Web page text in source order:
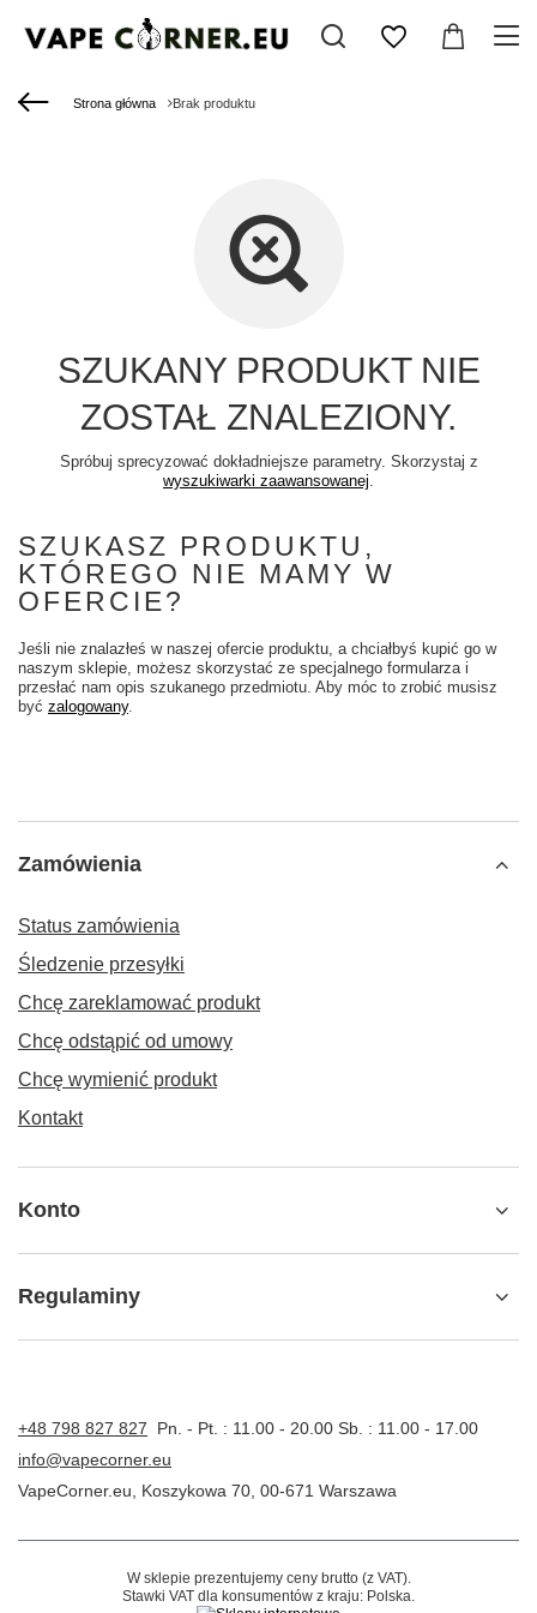
Strona główna Brak produktu
SZUKANY PRODUKT NIE
ZOSTAŁ ZNALEZIONY.
Spróbuj sprecyzować dokładniejsze parametry. Skorzystaj z
wyszukiwarki zaawansowanej.
SZUKASZ PRODUKTU,
KTÓREGO NIE MAMY W
OFERCIE?
Jeśli nie znalazłeś w naszej ofercie produktu, a chciałbyś kupić go w
naszym sklepie, możesz skorzystać ze specjalnego formularza i
przesłać nam opis szukanego przedmiotu. Aby móc to zrobić musisz
być zalogowany.
Zamówienia
Status zamówienia
Śledzenie przesyłki
Chcę zareklamować produkt
Chcę odstąpić od umowy
Chcę wymienić produkt
Kontakt
Konto
Regulaminy
+48 798 827 827
Pn. - Pt. : 11.00 - 20.00 Sb. : 11.00 - 17.00
info@vapecorner.eu
VapeCorner.eu
Koszykowa 70 00-671 Warszawa
W sklepie prezentujemy ceny brutto (z VAT).
Stawki VAT dla konsumentów z kraju: Polska.